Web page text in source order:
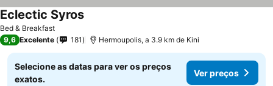
Bed & Breakfast
Eclectic Syros
9,6 Excelente 181 Hermoupolis, a 3.9 km de Kini
Selecione as datas para ver os preços
exatos.
Ver preços